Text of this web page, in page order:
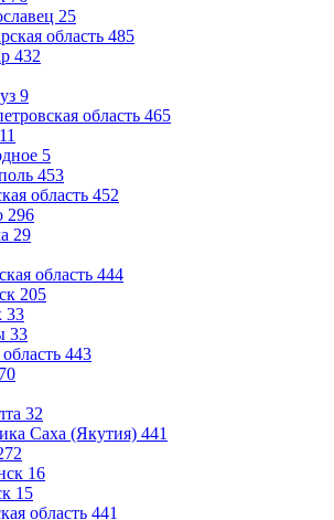
25
область 485
432
9
область 465
5
453
область 452
296
29
область 444
205
33
33
443
70
32
Саха (Якутия) 441
16
15
область 441